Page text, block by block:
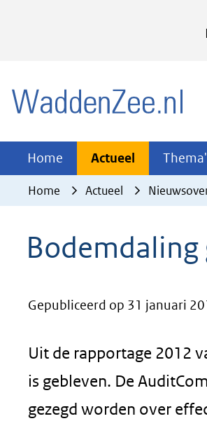
het
cookies
website
worden
Home Actueel Actueel
Uitklappen
Home Actueel
Bodemdaling
Gepubliceerd op 31 januari
Uit de rapportage 2012
is gebleven. De
gezegd worden over